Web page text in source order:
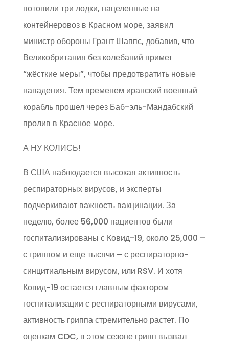
потопили три лодки, нацеленные на
контейнеровоз в Красном море, заявил
министр обороны Грант Шаппс, добавив, что
Великобритания без колебаний примет
“жёсткие меры”, чтобы предотвратить новые
нападения. Тем временем иранский военный
корабль прошел через Баб-эль-Мандабский
пролив в Красное море.
А НУ КОЛИСЬ!
В США наблюдается высокая активность
респираторных вирусов, и эксперты
подчеркивают важность вакцинации. За
неделю, более 56,000 пациентов были
госпитализированы с Ковид-19, около 25,000 –
с гриппом и еще тысячи – с респираторно-
синцитиальным вирусом, или RSV. И хотя
Ковид-19 остается главным фактором
госпитализации с респираторными вирусами,
активность гриппа стремительно растет. По
оценкам CDC, в этом сезоне грипп вызвал